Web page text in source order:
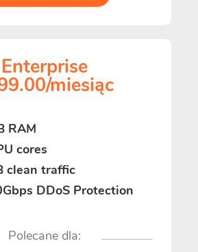
Enterprise
miesiąc
RAM
cores
clean traffic
DDoS Protection
Polecane dla: